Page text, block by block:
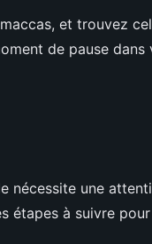
et trouvez
de pause dans
nécessite une
étapes à suivre